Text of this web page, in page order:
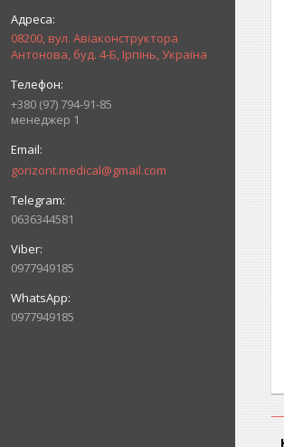
08200, вул. Авіаконструктора
Антонова, буд. 4-Б, Ірпінь, Україна
+380 (97) 794-91-85
менеджер 1
gorizont.medical@gmail.com
0636344581
0977949185
0977949185